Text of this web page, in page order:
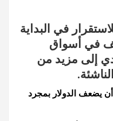
في البداية
في أسواق
إلى مزيد من
توقع المحللون في JPMorgan أن يضعف الدولار بمجرد